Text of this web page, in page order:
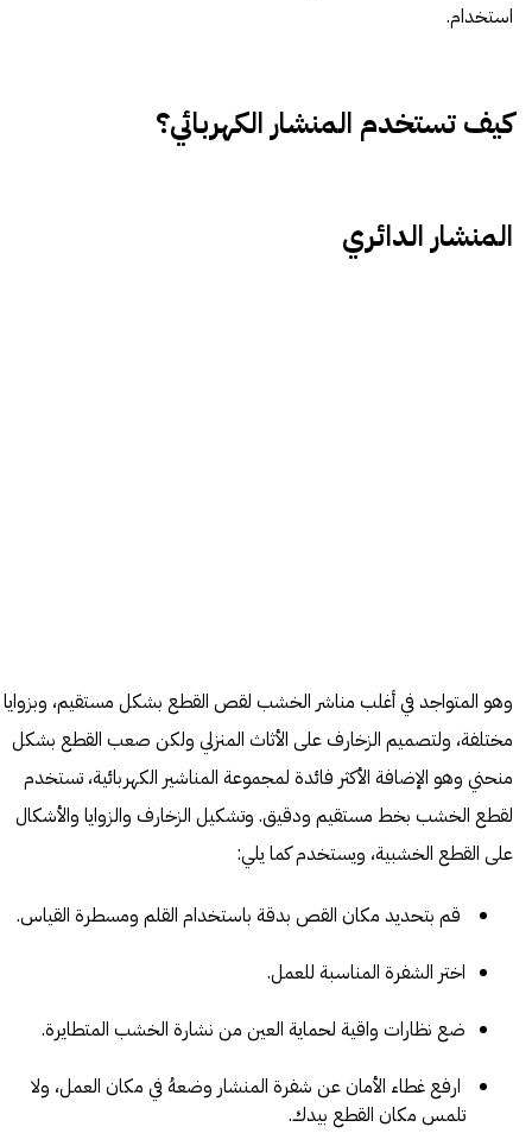
استخدام.
كيف تستخدم المنشار الكهربائي؟
المنشار الدائري
وهو المتواجد في أغلب مناشر الخشب لقص القطع بشكل مستقيم، وبزوايا
مختلفة، ولتصميم الزخارف على الأثاث المنزلي ولكن صعب القطع بشكل
منحني وهو الإضافة الأكثر فائدة لمجموعة المناشير الكهربائية، تستخدم
لقطع الخشب بخط مستقيم ودقيق. وتشكيل الزخارف والزوايا والأشكال
على القطع الخشبية، ويستخدم كما يلي:
قم بتحديد مكان القص بدقة باستخدام القلم ومسطرة القياس.
اختر الشفرة المناسبة للعمل.
ضع نظارات واقية لحماية العين من نشارة الخشب المتطايرة.
ارفع غطاء الأمان عن شفرة المنشار وضعهُ في مكان العمل، ولا
تلمس مكان القطع بيدك.